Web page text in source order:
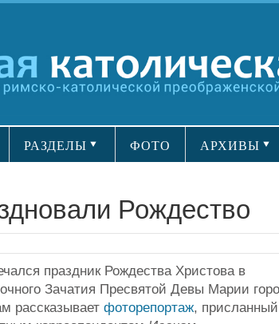
РАЗДЕЛЫ ФОТО АРХИВЫ
Рождество
праздник Рождества Христова в
Зачатия Пресвятой Девы Марии
рассказывает фоторепортаж, присланный